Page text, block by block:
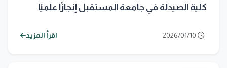
كلية الصيدلة في جامعة المستقبل إنجازًا علميًا
اقرأ المزيد